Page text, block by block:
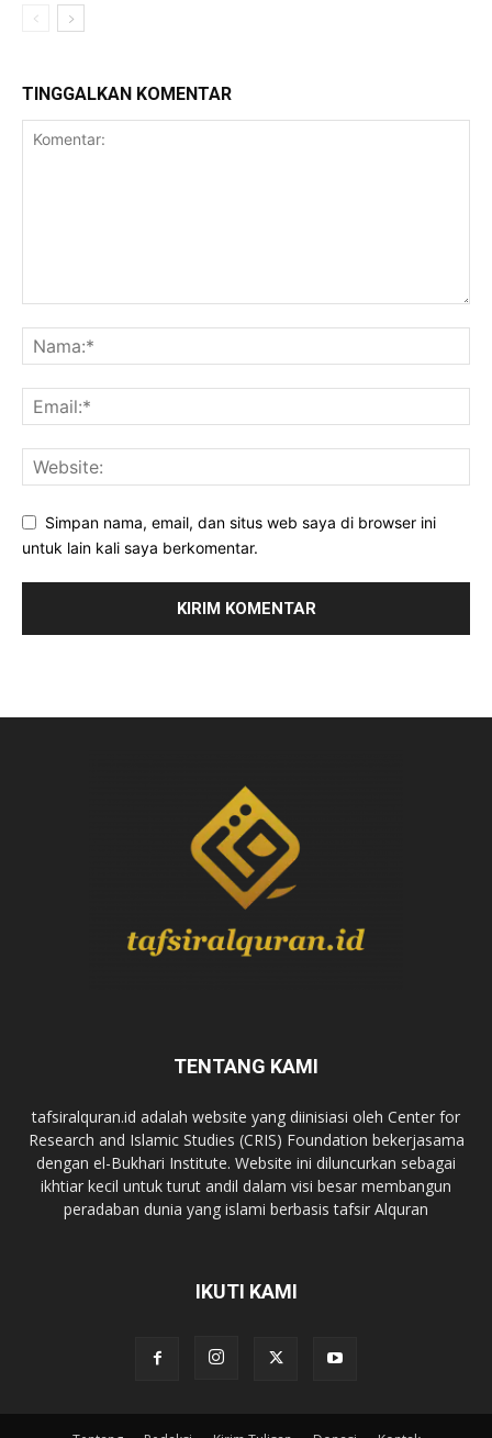
TINGGALKAN KOMENTAR
Simpan nama, email, dan situs web saya di browser ini
untuk lain kali saya berkomentar.
TENTANG KAMI
tafsiralquran.id adalah website yang diinisiasi oleh Center for
Research and Islamic Studies (CRIS) Foundation bekerjasama
dengan el-Bukhari Institute. Website ini diluncurkan sebagai
ikhtiar kecil untuk turut andil dalam visi besar membangun
peradaban dunia yang islami berbasis tafsir Alquran
IKUTI KAMI